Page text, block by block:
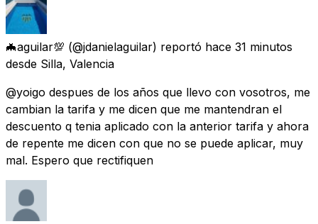
🦇aguilar💯 (@jdanielaguilar) reportó hace 31 minutos
desde Silla, Valencia
@yoigo despues de los años que llevo con vosotros, me
cambian la tarifa y me dicen que me mantendran el
descuento q tenia aplicado con la anterior tarifa y ahora
de repente me dicen con que no se puede aplicar, muy
mal. Espero que rectifiquen